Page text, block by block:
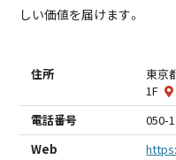
しい価値を届けます。
住所
東京
1F
電話番号
050-
Web